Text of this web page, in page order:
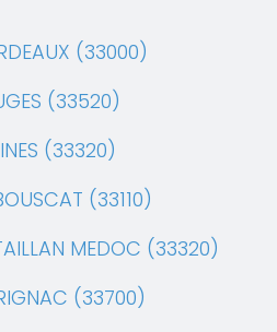
(33000)
(33520)
(33320)
(33110)
MEDOC (33320)
(33700)